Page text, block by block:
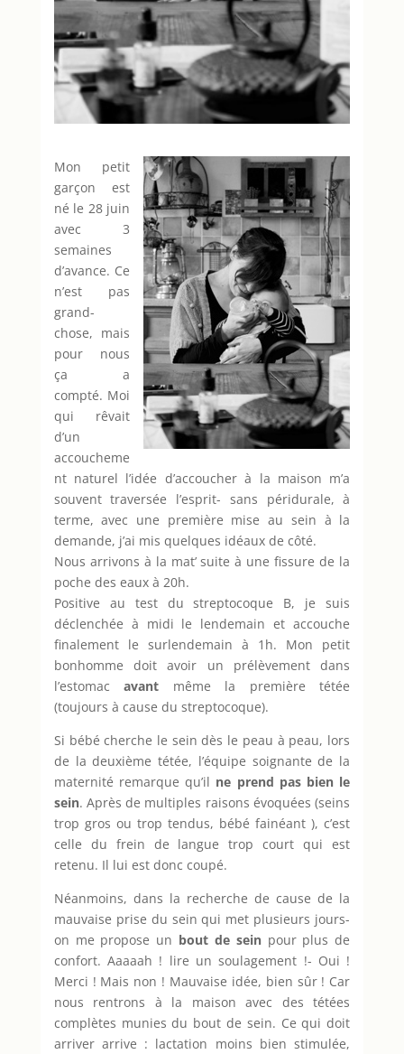
Mon petit
garçon est
né le 28 juin
avec 3
semaines
d’avance. Ce
n’est pas
grand-
chose, mais
pour nous
ça a
compté. Moi
qui rêvait
d’un
accoucheme
nt naturel l’idée d’accoucher à la maison m’a
souvent traversée l’esprit- sans péridurale, à
terme, avec une première mise au sein à la
demande, j’ai mis quelques idéaux de côté.
Nous arrivons à la mat’ suite à une fissure de la
poche des eaux à 20h.
Positive au test du streptocoque B, je suis
déclenchée à midi le lendemain et accouche
finalement le surlendemain à 1h. Mon petit
bonhomme doit avoir un prélèvement dans
l’estomacavant même la première tétée
(toujours à cause du streptocoque).
Si bébé cherche le sein dès le peau à peau, lors
de la deuxième tétée, l’équipe soignante de la
maternité remarque qu’il ne prend pas bien le
sein. Après de multiples raisons évoquées (seins
trop gros ou trop tendus, bébé fainéant ), c’est
celle du frein de langue trop court qui est
retenu. Il lui est donc coupé.
Néanmoins, dans la recherche de cause de la
mauvaise prise du sein qui met plusieurs jours-
on me propose un bout de seinpour plus de
confort. Aaaaah ! lire un soulagement !- Oui !
Merci ! Mais non ! Mauvaise idée, bien sûr ! Car
nous rentrons à la maison avec des tétées
complètes munies du bout de sein. Ce qui doit
arriver arrive : lactation moins bien stimulée,